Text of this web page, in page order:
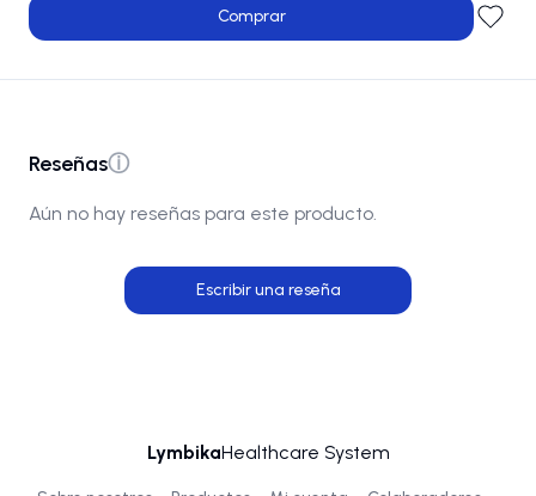
Comprar
Reseñasⓘ
Aún no hay reseñas para este producto.
Escribir una reseña
LymbikaHealthcare System